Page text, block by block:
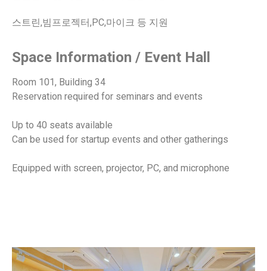
스트린,빔프로젝터,PC,마이크 등 지원
Space Information / Event Hall
Room 101, Building 34
Reservation required for seminars and events
Up to 40 seats available
Can be used for startup events and other gatherings
Equipped with screen, projector, PC, and microphone